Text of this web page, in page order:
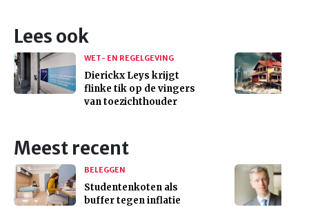
Lees ook
WET- EN REGELGEVING
Dierickx Leys krijgt
flinke tik op de vingers
van toezichthouder
Meest recent
BELEGGEN
Studentenkoten als
buffer tegen inflatie